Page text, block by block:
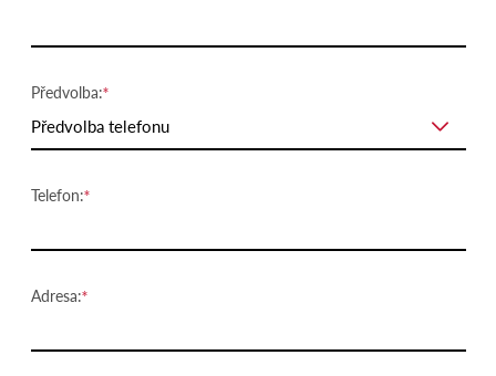
Předvolba:
Předvolba telefonu
Telefon:
Adresa: